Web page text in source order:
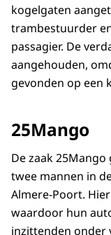
kogelgaten
trambestuurder
passagier. De
aangehouden,
gevonden op een
25Mango
De zaak
twee mannen in
Almere-Poort.
waardoor hun
inzittenden onder